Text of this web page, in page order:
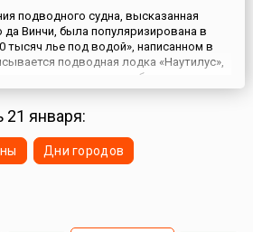
подводного судна, высказанная
Винчи, была популяризирована в
лье под водой», написанном в
подводная лодка «Наутилус»,
надводные корабли, используя
располагающийся на носу лодки. Ни о
или иного оружия в романе речи н...
21 января:
Дни городов